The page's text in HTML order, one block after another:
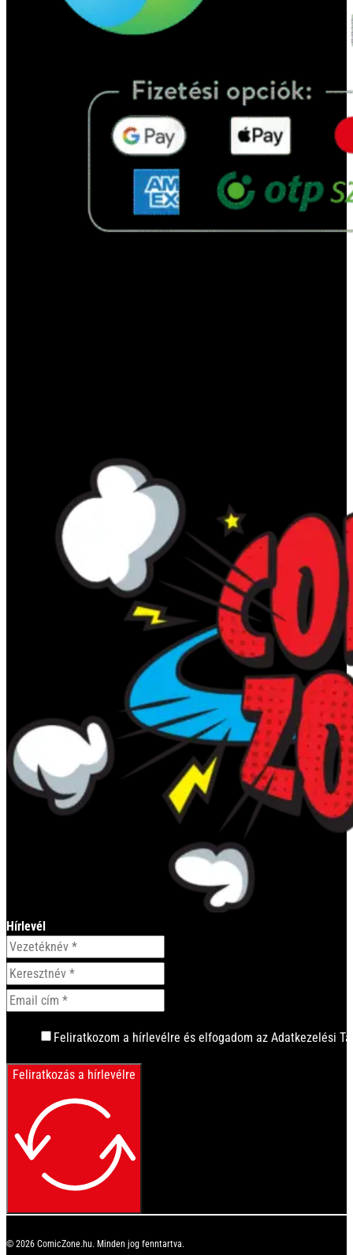
Hírlevél
Feliratkozom a hírlevélre és elfogadom az Adatkezelési
Feliratkozás a hírlevélre
© 2026 ComicZone.hu. Minden jog fenntartva.